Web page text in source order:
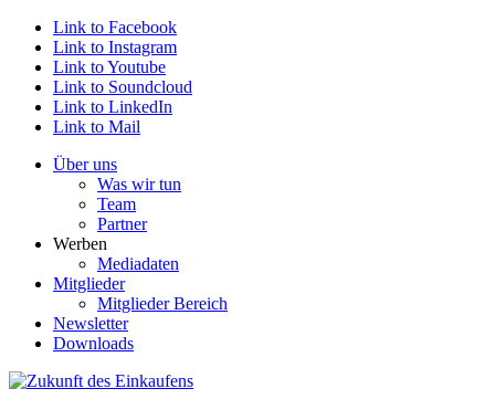
Link to Facebook
Link to Instagram
Link to Youtube
Link to Soundcloud
Link to LinkedIn
Link to Mail
Über uns
Was wir tun
Team
Partner
Werben
Mediadaten
Mitglieder
Mitglieder Bereich
Newsletter
Downloads